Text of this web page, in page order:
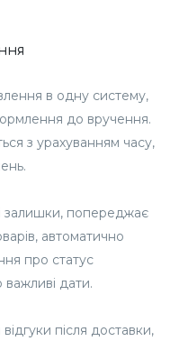
в одну систему,
до вручення.
з урахуванням часу,
залишки, попереджає
автоматично
про статус
дати.
після доставки,